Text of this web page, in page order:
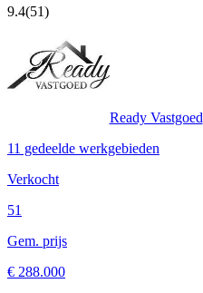
9.4(51)
Ready Vastgoed
11 gedeelde werkgebieden
Verkocht
51
Gem. prijs
€ 288.000